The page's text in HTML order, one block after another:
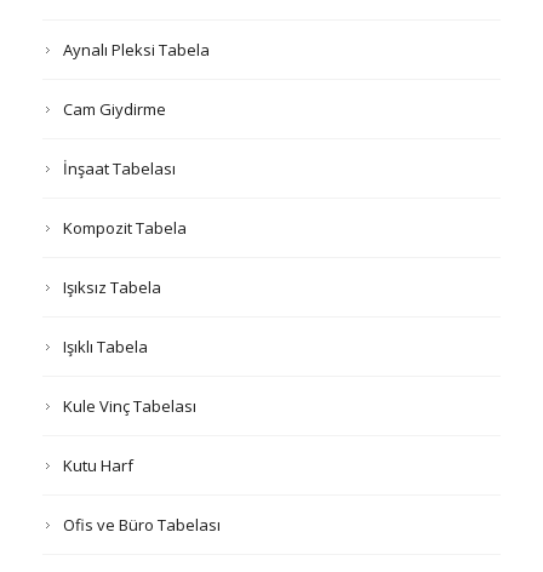
Aynalı Pleksi Tabela
Cam Giydirme
İnşaat Tabelası
Kompozit Tabela
Işıksız Tabela
Işıklı Tabela
Kule Vinç Tabelası
Kutu Harf
Ofis ve Büro Tabelası